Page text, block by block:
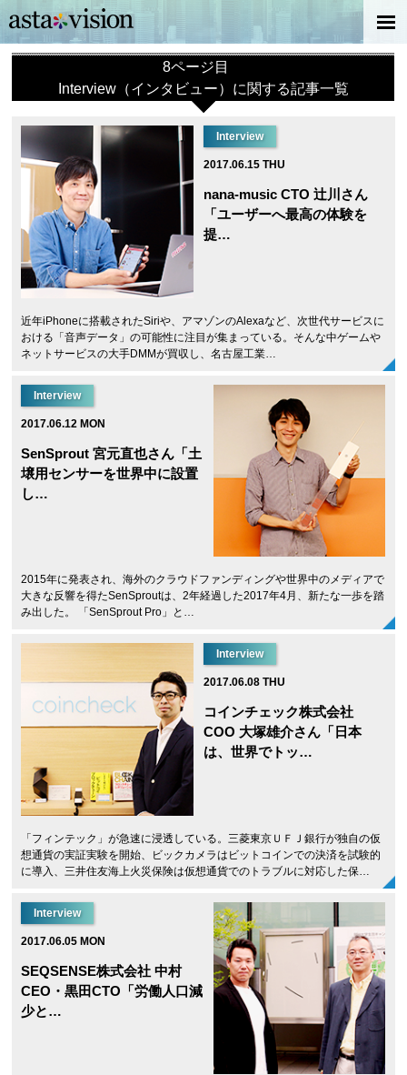
8ページ目
Interview（インタビュー）に関する記事一覧
Interview
2017.06.15 THU
nana-music CTO 辻川さん
「ユーザーへ最高の体験を
提…
近年iPhoneに搭載されたSiriや、アマゾンのAlexaなど、次世代サービスに
おける「音声データ」の可能性に注目が集まっている。そんな中ゲームや
ネットサービスの大手DMMが買収し、名古屋工業…
Interview
2017.06.12 MON
SenSprout 宮元直也さん「土
壌用センサーを世界中に設置
し…
2015年に発表され、海外のクラウドファンディングや世界中のメディアで
大きな反響を得たSenSproutは、2年経過した2017年4月、新たな一歩を踏
み出した。 「SenSprout Pro」と…
Interview
2017.06.08 THU
コインチェック株式会社
COO 大塚雄介さん「日本
は、世界でトッ…
「フィンテック」が急速に浸透している。三菱東京ＵＦＪ銀行が独自の仮
想通貨の実証実験を開始、ビックカメラはビットコインでの決済を試験的
に導入、三井住友海上火災保険は仮想通貨でのトラブルに対応した保…
Interview
2017.06.05 MON
SEQSENSE株式会社 中村
CEO・黒田CTO「労働人口減
少と…